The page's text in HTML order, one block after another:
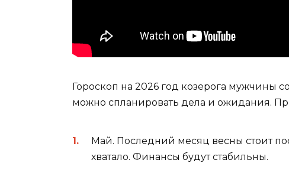
Гороскоп на 2026 год козерога мужчины
можно спланировать дела и ожидания.
Май. Последний месяц весны стоит
хватало. Финансы будут стабильны.